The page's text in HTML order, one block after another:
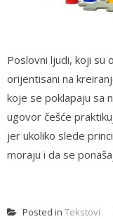
Poslovni ljudi, koji su
orijentisani na
koje se poklapaju sa
ugovor češće
jer ukoliko slede
moraju i da se
Posted in Tekstovi